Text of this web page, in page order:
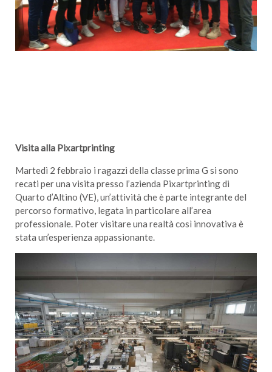
Visita alla Pixartprinting
Martedì 2 febbraio i ragazzi della classe prima G si sono
recati per una visita presso l’azienda Pixartprinting di
Quarto d’Altino (VE), un’attività che è parte integrante del
percorso formativo, legata in particolare all’area
professionale. Poter visitare una realtà così innovativa è
stata un’esperienza appassionante.